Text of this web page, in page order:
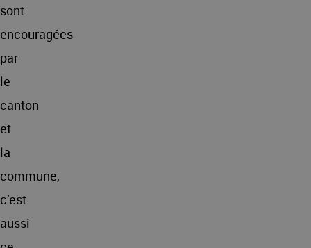
sont
encouragées
par
le
canton
et
la
commune,
c’est
aussi